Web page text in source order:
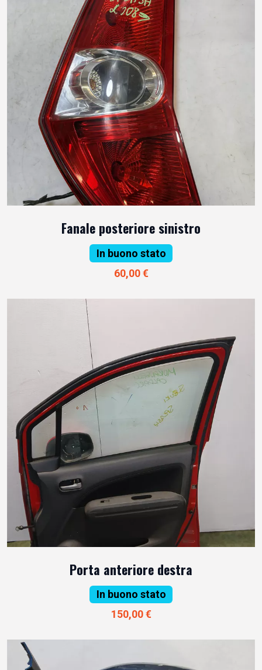
Fanale posteriore sinistro
In buono stato
60,00 €
Porta anteriore destra
In buono stato
150,00 €